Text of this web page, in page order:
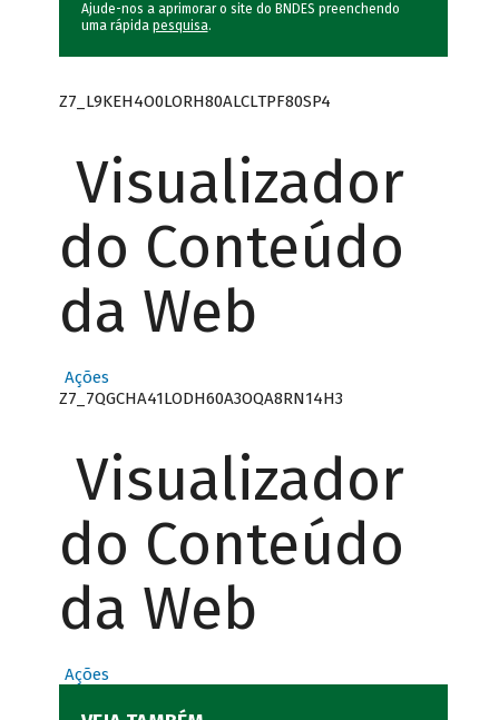
Ajude-nos a aprimorar o site do BNDES preenchendo
uma rápida pesquisa.
Z7_L9KEH4O0LORH80ALCLTPF80SP4
Visualizador
do Conteúdo
da Web
Ações
Z7_7QGCHA41LODH60A3OQA8RN14H3
Visualizador
do Conteúdo
da Web
Ações